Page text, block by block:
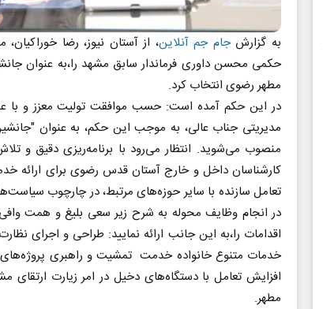
به گزارشجام جم آنلاین، از آستان نیوز، رضا
حکمی محسن داورى فرماندار سابق مشهد را،به عنوان
مطهر رضوى انتخاب کرد.
در این حکم آمده است: حسب موافقت توليت معزز و با
مديريتى جناب عالى، به موجب این حكم، به عنوان
منصوب مى‌شويد. انتظار مى‌رود با برنامه‌ريزى دقيق و
كارشناسان داخل و خارج آستان قدس رضوی براى ارائه
تعامل سازنده با ساير حوزه‌هاى مرتبط، در چارچوب
در انجام وظايف محوله به شرح زير سعى بليغ و همت
اقدامات را،به اين جانب ارائه نماييد: طراحى و اجراى
خدمات متنوع خانواده خدمت تمشيت و راهبرى
افزايش تعامل با دستگاه‌هاى دخیل در امر زيارت ارتقاى
مطهر.